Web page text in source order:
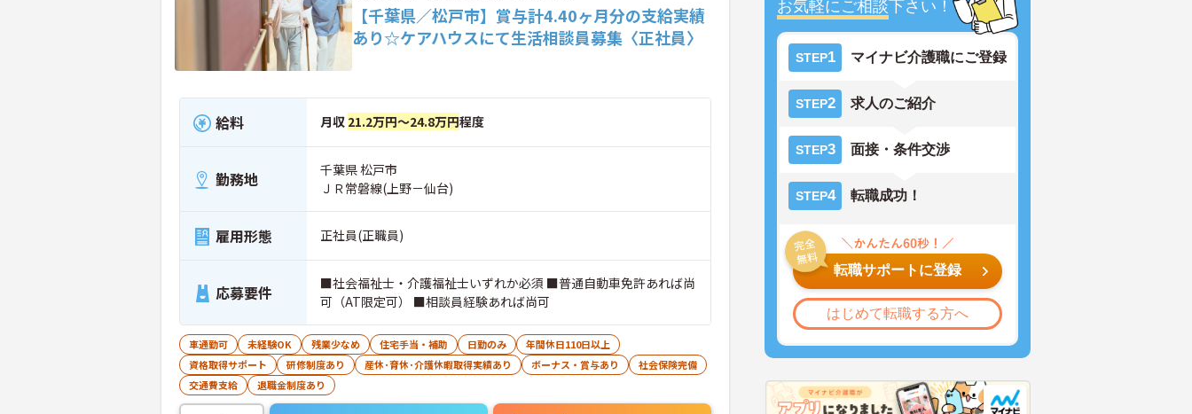
お気軽にご相談下さい！
STEP1 マイナビ介護職にご登録
STEP2 求人のご紹介
STEP3 面接・条件交渉
STEP4 転職成功！
転職サポートに登録
はじめて転職する方へ
【千葉県／松戸市】賞与計4.40ヶ月分の支給実績
あり☆ケアハウスにて生活相談員募集〈正社員〉
給料 月収 21.2万円～24.8万円程度
勤務地
千葉県 松戸市
ＪＲ常磐線(上野－仙台)
雇用形態 正社員(正職員)
応募要件
■社会福祉士・介護福祉士いずれか必須 ■普通自動車免許あれば尚
可（AT限定可） ■相談員経験あれば尚可
車通勤可 未経験OK 残業少なめ 住宅手当・補助 日勤のみ
年間休日110日以上
資格取得サポート
研修制度あり 産休･育休･介護休暇取得実績あり ボーナス・賞与あり
社会保険完備
交通費支給
退職金制度あり